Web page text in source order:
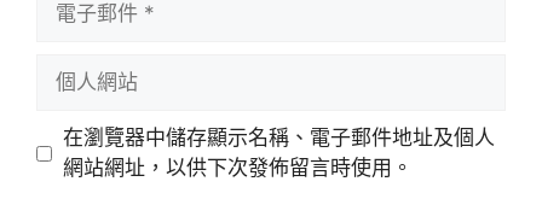
站
在瀏覽器中儲存顯示名稱、電子郵件地址及個人
網站網址，以供下次發佈留言時使用。